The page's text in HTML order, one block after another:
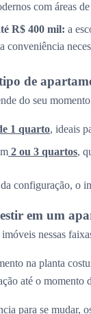
com áreas
R$ 400 mil: a
conveniência
de
do seu
1 quarto, ideais
2 ou 3 quartos,
configuração, o
em um
nessas
na planta
até o momento
para se mudar,